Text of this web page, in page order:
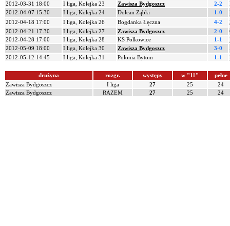
2012-03-31 18:00
I liga, Kolejka 23 Zawisza Bydgoszcz 2-2
2012-04-07 15:30
I liga, Kolejka 24 Dolcan Ząbki 1-0
2012-04-18 17:00
I liga, Kolejka 26 Bogdanka Łęczna 4-2
2012-04-21 17:30
I liga, Kolejka 27 Zawisza Bydgoszcz 2-0
2012-04-28 17:00
I liga, Kolejka 28 KS Polkowice 1-1
2012-05-09 18:00
I liga, Kolejka 30 Zawisza Bydgoszcz 3-0
2012-05-12 14:45
I liga, Kolejka 31 Polonia Bytom 1-1
drużyna rozgr. występy w "11"
pełne
Zawisza Bydgoszcz
I liga 27 25
24
Zawisza Bydgoszcz
RAZEM 27 25 24